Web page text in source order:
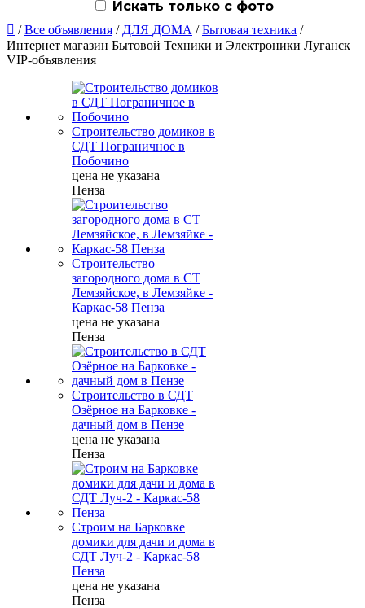
Искать только с фото
 /Все объявления / ДЛЯ ДОМА /Бытовая техника /
Интернет магазин Бытовой Техники и Электроники Луганск
VIP-объявления
Строительство домиков в
СДТ Пограничное в
Побочино
цена не указана
Пенза
Строительство
загородного дома в СТ
Лемзяйское, в Лемзяйке -
Каркас-58 Пенза
цена не указана
Пенза
Строительство в СДТ
Озёрное на Барковке -
дачный дом в Пензе
цена не указана
Пенза
Строим на Барковке
домики для дачи и дома в
СДТ Луч-2 - Каркас-58
Пенза
цена не указана
Пенза